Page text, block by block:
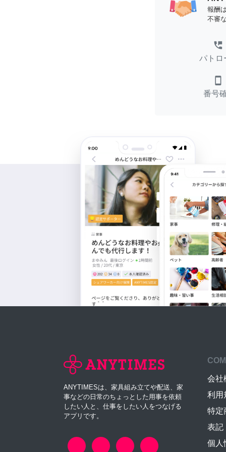
報酬
不審
perm_phone_msg
パトロ
smartphone
番号
ANYTIMESは、家具組み立てや配送、家
事などの日常のちょっとした用事を依頼
したい人と、仕事をしたい人をつなげる
アプリです。
会社
利用
特定
表記
個人